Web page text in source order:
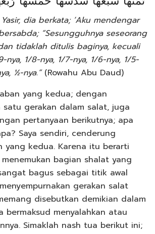
dia berkata; ’Aku mendengar
“Sesungguhnya seseorang
tidaklah ditulis baginya, kecuali
nya, 1/8-nya, 1/7-nya, 1/6-nya, 1/5-
½-nya.”(Rowahu Abu Daud)
yang kedua; dengan
satu gerakan dalam salat, juga
pertanyaan berikutnya; apa
Saya sendiri, cenderung
yang kedua. Karena itu berarti
bagian shalat yang
bagus sebagai titik awal
gerakan salat
disebutkan demikian dalam
bermaksud menyalahkan atau
Simaklah nash tua berikut ini;